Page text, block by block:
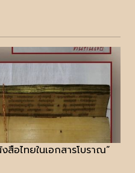
สือไทยในเอกสารโบราณ”